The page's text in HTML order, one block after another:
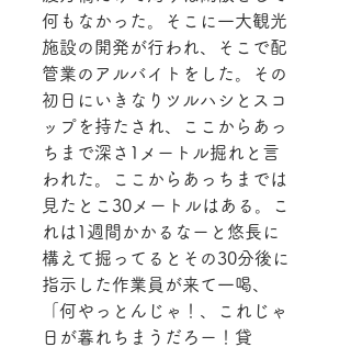
何もなかった。そこに一大観光
施設の開発が行われ、そこで配
管業のアルバイトをした。その
初日にいきなりツルハシとスコ
ップを持たされ、ここからあっ
ちまで深さ1メートル掘れと言
われた。ここからあっちまでは
見たとこ30メートルはある。こ
れは1週間かかるなーと悠長に
構えて掘ってるとその30分後に
指示した作業員が来て一喝、
「何やっとんじゃ！、これじゃ
日が暮れちまうだろー！貸